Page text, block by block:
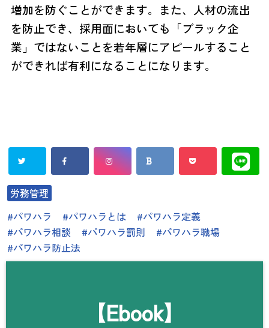
増加を防ぐことができます。また、人材の流出
を防止でき、採用面においても「ブラック企
業」ではないことを若年層にアピールすること
ができれば有利になることになります。
労務管理
パワハラ
パワハラとは
パワハラ定義
パワハラ相談
パワハラ罰則
パワハラ職場
パワハラ防止法
【Ebook】